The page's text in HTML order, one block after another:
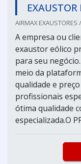
EXAUSTOR
AIRMAX EXAUSTORES
A empresa ou
exaustor eólico
para seu
meio da
qualidade e
profissionais
ótima qualidade
especializada.O